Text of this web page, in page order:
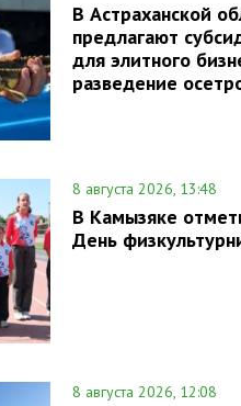
В Астраханской
предлагают
для элитного
разведение
8 августа 2026, 13:48
В Камызяке
День
8 августа 2026, 12:08